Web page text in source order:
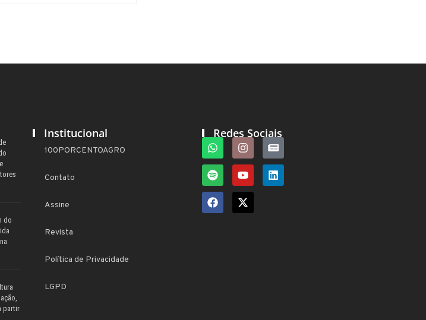
do
partir
Institucional
100PORCENTOAGRO
Contato
Assine
Revista
Política de Privacidade
LGPD
Redes Sociais